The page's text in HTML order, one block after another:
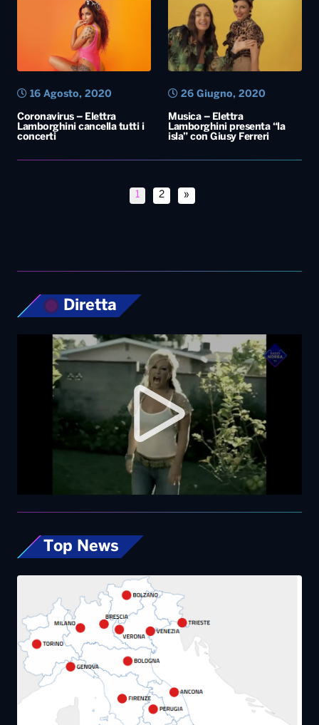
Coronavirus – Elettra
Lamborghini cancella tutti i
concerti
16 Agosto, 2020
Musica – Elettra
Lamborghini presenta “la
isla” con Giusy Ferreri
26 Giugno, 2020
1 2 »
Diretta
Top News